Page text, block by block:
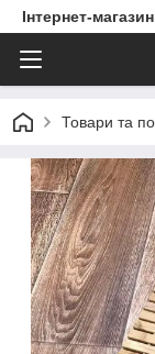
Інтернет-
Товари та